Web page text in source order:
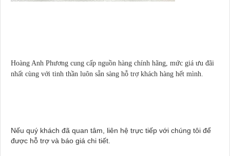
Hoàng Anh Phương cung cấp nguồn hàng chính hãng, mức giá ưu đãi
nhất cùng với tinh thần luôn sẵn sàng hỗ trợ khách hàng hết mình.
Nếu quý khách đã quan tâm, liên hệ trực tiếp với chúng tôi để
được hỗ trợ và báo giá chi tiết